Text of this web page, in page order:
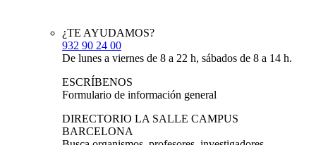
¿TE AYUDAMOS?
932 90 24 00
De lunes a viernes de 8 a 22 h, sábados de 8 a 14 h.
ESCRÍBENOS
Formulario de información general
DIRECTORIO LA SALLE CAMPUS
BARCELONA